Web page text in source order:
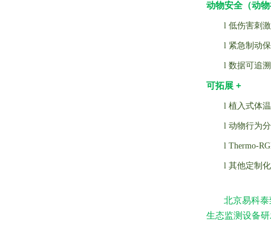
动物安全（动
l 低伤害刺
l 紧急制动
l 数据可追
可拓展 +
l 植入式体
l 动物行为
l Thermo-
l 其他定制
北京易科
生态监测设备